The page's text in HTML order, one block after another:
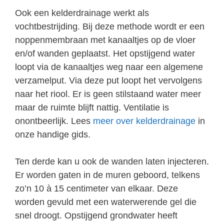
Ook een kelderdrainage werkt als
vochtbestrijding. Bij deze methode wordt er een
noppenmembraan met kanaaltjes op de vloer
en/of wanden geplaatst. Het opstijgend water
loopt via de kanaaltjes weg naar een algemene
verzamelput. Via deze put loopt het vervolgens
naar het riool. Er is geen stilstaand water meer
maar de ruimte blijft nattig. Ventilatie is
onontbeerlijk. Lees meer over kelderdrainage in
onze handige gids.
Ten derde kan u ook de wanden laten injecteren.
Er worden gaten in de muren geboord, telkens
zo’n 10 à 15 centimeter van elkaar. Deze
worden gevuld met een waterwerende gel die
snel droogt. Opstijgend grondwater heeft